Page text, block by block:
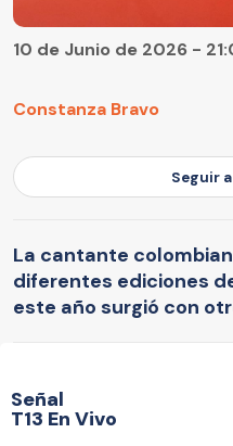
Constanza Bravo
10 de Junio de 2026 -
Seguir a
La cantante
diferentes ediciones
este año surgió con
Señal
T13 En Vivo